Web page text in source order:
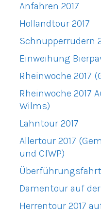
Anfahren 2017
Hollandtour 2017
Schnupperrudern
Einweihung
Rheinwoche 2017
Rheinwoche 2017
Wilms)
Lahntour 2017
Allertour 2017
und CfWP)
Überführungsfahrt
Damentour auf der
Herrentour 2017